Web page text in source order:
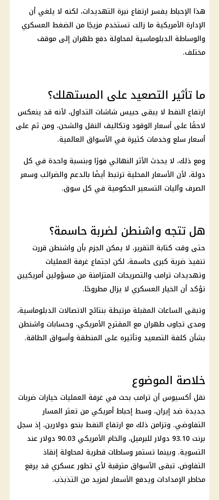
هذا الإحباط يفسر ارتفاع نبرة التهديدات، لكنه لا يلغي أن
الإدارة الأمريكية ما زالت تستخدم مزيجًا من الضغط العسكري
والوساطة الدبلوماسية لمحاولة دفعطهران إلى موقف
مختلف.
ما تأثير التصعيد على المستهلك؟
ارتفاع النفط لا يبقى حبيس شاشات التداول، لأنه قد ينعكس
لاحقًا على أسعار الوقود وتكاليف النقل والشحن، ومن ثم على
أسعار سلع وخدمات كثيرة في الأسواق العالمية.
ومع ذلك، لا يحدث الأثر النهائي فورًا وبنسبة واحدة في كل
دولة، لأن الأسعارالمحلية ترتبط أيضًا بالدعم والضرائب وسعر
الصرف وآليات التسعير الحكومية في كل سوق.
هل تتجه واشنطن لضربة حاسمة؟
حتى وقت كتابة التقرير، لا يمكن الجزم بأن واشنطن قررت
تنفيذ ضربة كبرى حاسمة، لكن اجتماع غرفة العمليات
وتهديدات ترامب والتصريحات المتزامنة من مسؤولين أمريكيين
تؤكد أن الخيار العسكري لا يزال مطروحًا.
وتبقى الساعات المقبلة مرتبطة بنتائج الاتصالات الدبلوماسية،
ومدى تجاوب طهران مع المقترح الأمريكي، وحسابات واشنطن
بشأن كلفة التصعيد وتأثيره على المنطقة وأسواق الطاقة.
خلاصة الموضوع
نقل أكسيوس أن ترامب بحث في غرفة العمليات خيارات ضربات
جديدة ضد إيران، وسط إحباط أمريكي من تعثر المسار
التفاوضي. وتزامن ذلك مع ارتفاع النفط بنحو دولارين، إذ سجل
برنت 93.10
دولارللبرميل، والخام الأمريكي 90.03 دولارعند
التسوية. وبينما تستمر وساطات قطرية لمحاولة إنقاذ
التفاوض، تبقى الأسواق مترقبة لأي تطور عسكري قد يرفع
مخاطر الإمدادات ويدفع الأسعارلمزيد من التذبذب.